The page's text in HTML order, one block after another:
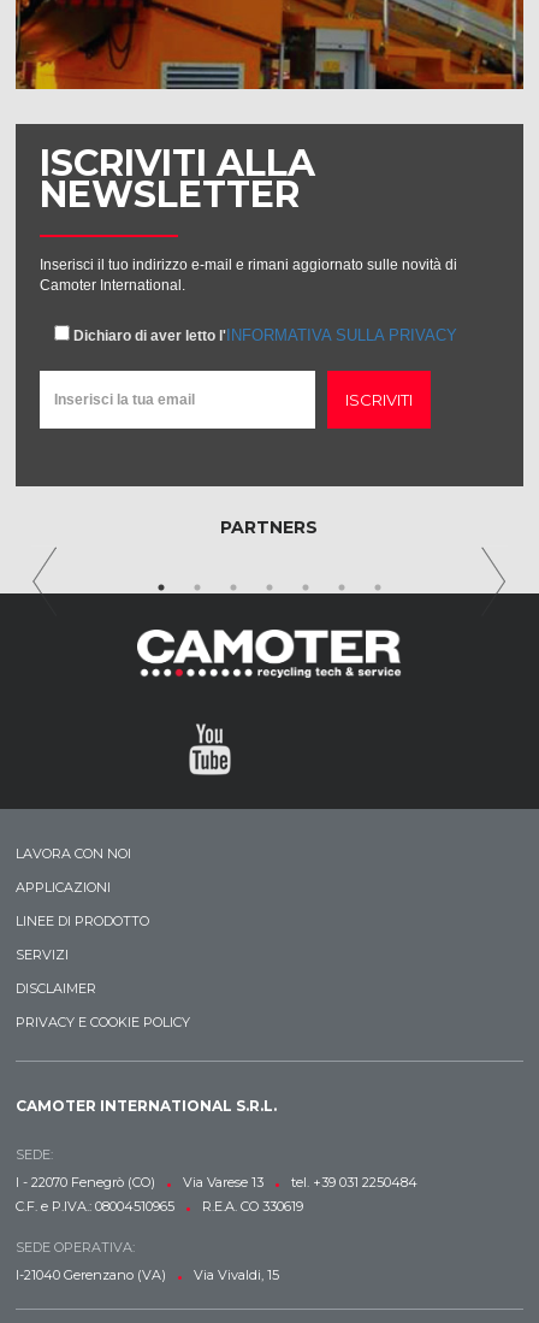
ISCRIVITI ALLA
NEWSLETTER
Inserisci il tuo indirizzo e-mail e rimani aggiornato sulle novità di
Camoter International.
Dichiaro di aver letto l' INFORMATIVA SULLA PRIVACY
ISCRIVITI
PARTNERS
LAVORA CON NOI
APPLICAZIONI
LINEE DI PRODOTTO
SERVIZI
DISCLAIMER
PRIVACY E COOKIE POLICY
CAMOTER INTERNATIONAL S.R.L.
SEDE:
I - 22070 Fenegrò (CO)
• Via Varese 13 •
tel. +39 031 2250484
C.F. e P.IVA.: 08004510965
• R.E.A. CO 330619
SEDE OPERATIVA:
I-21040 Gerenzano (VA)
• Via Vivaldi, 15